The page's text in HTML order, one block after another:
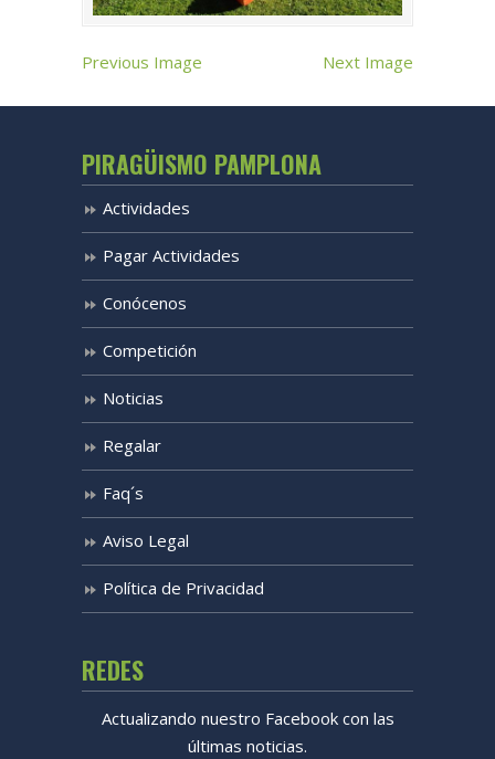
Previous Image Next Image
PIRAGÜISMO PAMPLONA
Actividades
Pagar Actividades
Conócenos
Competición
Noticias
Regalar
Faq´s
Aviso Legal
Política de Privacidad
REDES
Actualizando nuestro Facebook con las
últimas noticias.